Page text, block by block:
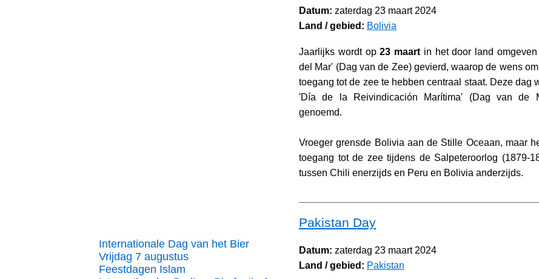
Internationale Dag van het Bier
Vrijdag 7 augustus
Feestdagen Islam
Datum: zaterdag 23 maart 2024
Land / gebied: Bolivia
Jaarlijks wordt op23 maart in het door land
del Mar' (Dag van de Zee) gevierd, waarop de wens
toegang tot de zee te hebben centraal staat. Deze dag
'Día de la Reivindicación Marítima' (Dag van de
genoemd.
Vroeger grensde Bolivia aan de Stille Oceaan, maar
toegang tot de zee tijdens de Salpeteroorlog (1879-
tussen Chili enerzijds en Peru en Bolivia anderzijds.
Pakistan Day
Datum: zaterdag 23 maart 2024
Land / gebied: Pakistan